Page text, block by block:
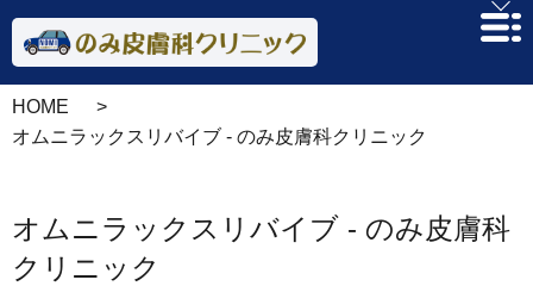
HOME
オムニラックスリバイブ - のみ皮膚科クリニック
オムニラックスリバイブ - のみ皮膚科
クリニック